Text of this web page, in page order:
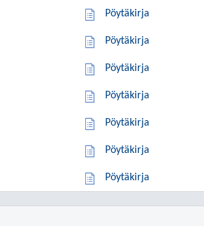
Pöytäkirja
Pöytäkirja
Pöytäkirja
Pöytäkirja
Pöytäkirja
Pöytäkirja
Pöytäkirja